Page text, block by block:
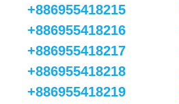
+886955418215
+886955418216
+886955418217
+886955418218
+886955418219